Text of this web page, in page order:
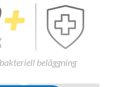
beläggning